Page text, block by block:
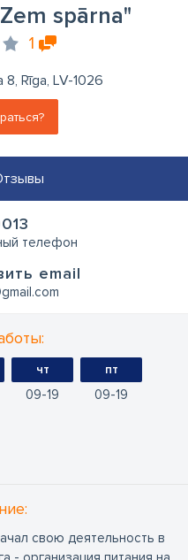
spārna"
1
Rīga, LV-1026
телефон
email
чт
09 19
пт
09 19
свою деятельность в